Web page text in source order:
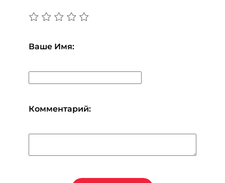
Ваше Имя:
Комментарий: